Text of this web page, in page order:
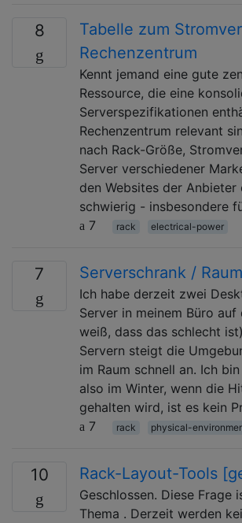
8
Tabelle zum
Rechenzentrum
Kennt jemand eine gute
Ressource, die eine
Serverspezifikationen
Rechenzentrum relevant
nach Rack-Größe,
Server verschiedener
den Websites der
schwierig - insbesondere
7
rack electrical-power
7 Serverschrank /
Ich habe derzeit zwei
Server in meinem Büro
weiß, dass das schlecht
Servern steigt die
im Raum schnell an. Ich
also im Winter, wenn die
gehalten wird, ist es kein
7
rack physical-
10 Rack-Layout-Tools
Geschlossen. Diese Frage
Thema . Derzeit werden